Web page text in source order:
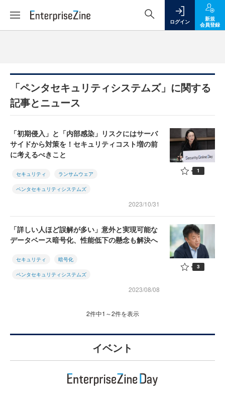
ログイン
新規
会員登録
「ペンタセキュリティシステムズ」に関する
記事とニュース
「初期侵入」と「内部感染」リスクにはサーバ
サイドから対策を！セキュリティコスト増の前
に考えるべきこと
セキュリティ ランサムウェア
ペンタセキュリティシステムズ
2023/10/31
1
「詳しい人ほど誤解が多い」意外と実現可能な
データベース暗号化、性能低下の懸念も解決へ
セキュリティ 暗号化
ペンタセキュリティシステムズ
2023/08/08
3
2件中1～2件を表示
イベント